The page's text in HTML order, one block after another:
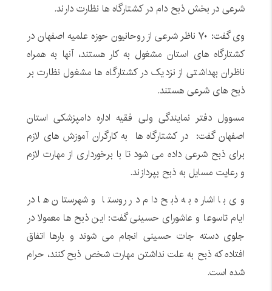
شرعی در بخش ذبح دام در کشتارگاه ها نظارت دارند.
وی گفت: ۷۰ ناظر شرعی از روحانیون حوزه علمیه اصفهان در
کشتارگاه های استان مشغول به کار هستند، آنها به همراه
ناظران بهداشتی از نزدیک در کشتارگاه ها مشغول نظارت بر
ذبح های شرعی هستند.
مسوول دفتر نمایندگی ولی فقیه اداره دامپزشکی استان
اصفهان گفت: در کشتارگاه ها به کارگران آموزش های لازم
برای ذبح شرعی داده می شود تا با برخورداری از مهارت لازم
و رعایت مسایل به ذبح بپردازند.
وی با اشاره به ذبح دام در روستا و شهرستان ها در
ایام تاسوعا و عاشورای حسینی گفت: این ذبح ها معمولا در
جلوی دسته جات حسینی انجام می شوند و بارها اتفاق
افتاده که ذبح به علت نداشتن مهارت شخص ذبح کنند، حرام
شده است.